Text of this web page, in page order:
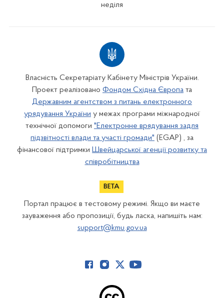
неділя
Власність Секретаріату Кабінету Міністрів України.
Проект реалізовано Фондом Східна Європа та
Державним агентством з питань електронного
урядування України у межах програми міжнародної
технічної допомоги "Електронне врядування задля
підзвітності влади та участі громади" (EGAP) , за
фінансової підтримки Швейцарської агенції розвитку та
співробітництва
Портал працює в тестовому режимі. Якщо ви маєте
зауваження або пропозиції, будь ласка, напишіть нам:
support@kmu.gov.ua